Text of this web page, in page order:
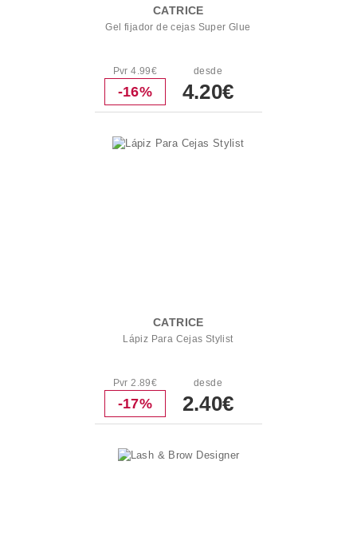
CATRICE
Gel fijador de cejas Super Glue
Pvr 4.99€
-16%
desde
4.20€
CATRICE
Lápiz Para Cejas Stylist
Pvr 2.89€
-17%
desde
2.40€